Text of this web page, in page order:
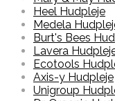
Heel Hudpleje
Medela
Burt's Bees
Lavera
Ecotools
Axis-y Hudpleje
Unigroup